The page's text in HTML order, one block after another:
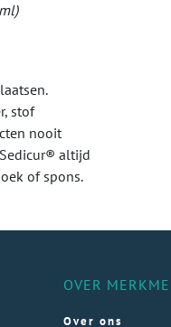
stof
nooit
altijd
of spons.
OVER
Over ons